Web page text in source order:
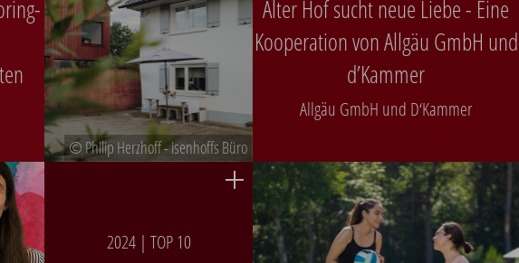
© Philip Herzhoff - isenhoffs Büro
Alter Hof sucht neue Liebe - Eine
Kooperation von Allgäu GmbH und
d’Kammer
Allgäu GmbH und D‘Kammer
2024 | TOP 10